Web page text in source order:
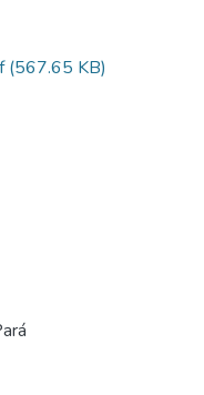
(567.65 KB)